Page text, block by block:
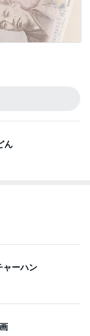
ん
ャーハン